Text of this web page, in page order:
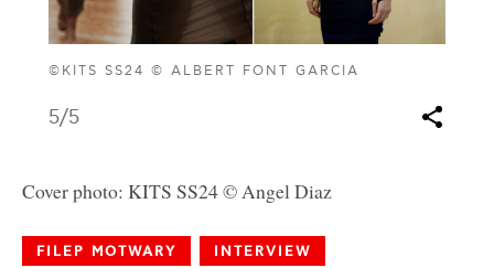
©KITS SS24 © ALBERT FONT GARCIA
5/5
Cover photo: KITS SS24 © Angel Diaz
FILEP MOTWARY INTERVIEW